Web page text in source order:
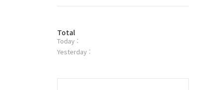
플
러
그
방
문
자
Total
Today :
Yesterday :